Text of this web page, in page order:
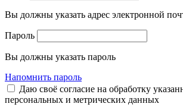
Вы должны указать адрес электронной
Пароль
Вы должны указать пароль
Напомнить пароль
Даю своё согласие на обработку
персональных и метрических данных